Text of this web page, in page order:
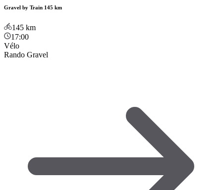
Gravel by Train 145 km
145 km
17:00
Vélo
Rando Gravel